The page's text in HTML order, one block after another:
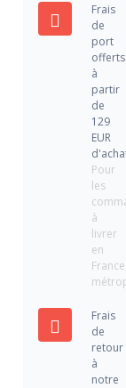
Frais
de
port
offerts
à
partir
de
129
EUR
Pour
les
à
livrer
en
France
Frais
de
retour
à
notre